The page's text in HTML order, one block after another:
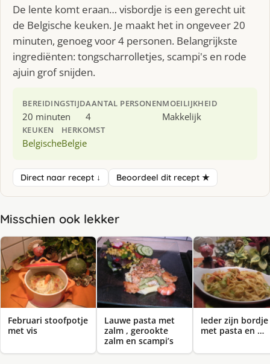
De lente komt eraan… visbordje is een gerecht uit
de Belgische keuken. Je maakt het in ongeveer 20
minuten, genoeg voor 4 personen. Belangrijkste
ingrediënten: tongscharrolletjes, scampi's en rode
ajuin grof snijden.
BEREIDINGSTIJD
20 minuten
AANTAL PERSONEN
4
MOEILIJKHEID
Makkelijk
KEUKEN
Belgische
HERKOMST
Belgie
Direct naar recept ↓ Beoordeel dit recept ★
Misschien ook lekker
Februari stoofpotje
met vis
Lauwe pasta met
zalm , gerookte
zalm en scampi’s
Ieder zijn bordje
met pasta en …